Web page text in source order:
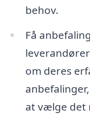
behov.
Få
om deres
at vælge det